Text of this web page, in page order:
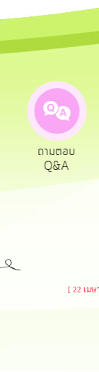
สำรวจความ
พึงพอใจ
[ 22 เมษ